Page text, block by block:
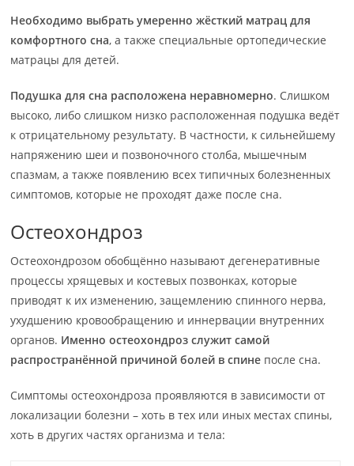
Необходимо выбрать умеренно жёсткий матрац для
комфортного сна, а также специальные ортопедические
матрацы для детей.
Подушка для сна расположена неравномерно. Слишком
высоко, либо слишком низко расположенная подушка ведёт
к отрицательному результату. В частности, к сильнейшему
напряжению шеи и позвоночного столба, мышечным
спазмам, а также появлению всех типичных болезненных
симптомов, которые не проходят даже после сна.
Остеохондроз
Остеохондрозом обобщённо называют дегенеративные
процессы хрящевых и костевых позвонках, которые
приводят к их изменению, защемлению спинного нерва,
ухудшению кровообращению и иннервации внутренних
органов. Именно остеохондроз служит самой
распространённой причиной болей в спине после сна.
Симптомы остеохондроза проявляются в зависимости от
локализации болезни – хоть в тех или иных местах спины,
хоть в других частях организма и тела: